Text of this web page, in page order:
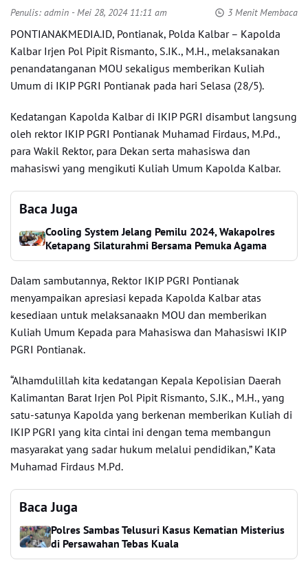
Penulis: admin - Mei 28, 2024 11:11 am 3 Menit Membaca
PONTIANAKMEDIA.ID, Pontianak, Polda Kalbar – Kapolda
Kalbar Irjen Pol Pipit Rismanto, S.IK., M.H., melaksanakan
penandatanganan MOU sekaligus memberikan Kuliah
Umum di IKIP PGRI Pontianak pada hari Selasa (28/5).
Kedatangan Kapolda Kalbar di IKIP PGRI disambut langsung
oleh rektor IKIP PGRI Pontianak Muhamad Firdaus, M.Pd.,
para Wakil Rektor, para Dekan serta mahasiswa dan
mahasiswi yang mengikuti Kuliah Umum Kapolda Kalbar.
Baca Juga
Cooling System Jelang Pemilu 2024, Wakapolres
Ketapang Silaturahmi Bersama Pemuka Agama
Dalam sambutannya, Rektor IKIP PGRI Pontianak
menyampaikan apresiasi kepada Kapolda Kalbar atas
kesediaan untuk melaksanaakn MOU dan memberikan
Kuliah Umum Kepada para Mahasiswa dan Mahasiswi IKIP
PGRI Pontianak.
“Alhamdulillah kita kedatangan Kepala Kepolisian Daerah
Kalimantan Barat Irjen Pol Pipit Rismanto, S.IK., M.H., yang
satu-satunya Kapolda yang berkenan memberikan Kuliah di
IKIP PGRI yang kita cintai ini dengan tema membangun
masyarakat yang sadar hukum melalui pendidikan,” Kata
Muhamad Firdaus M.Pd.
Baca Juga
Polres Sambas Telusuri Kasus Kematian Misterius
di Persawahan Tebas Kuala